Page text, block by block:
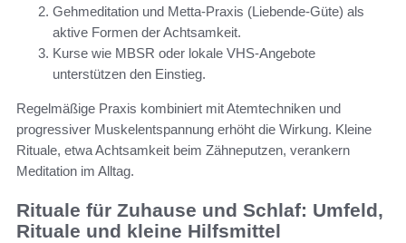
Gehmeditation und Metta-Praxis (Liebende-Güte) als
aktive Formen der Achtsamkeit.
Kurse wie MBSR oder lokale VHS-Angebote
unterstützen den Einstieg.
Regelmäßige Praxis kombiniert mit Atemtechniken und
progressiver Muskelentspannung erhöht die Wirkung. Kleine
Rituale, etwa Achtsamkeit beim Zähneputzen, verankern
Meditation im Alltag.
Rituale für Zuhause und Schlaf: Umfeld,
Rituale und kleine Hilfsmittel